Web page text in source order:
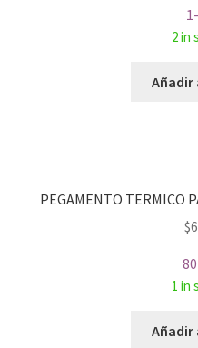
2 in
PEGAMENTO TERMICO
$
1 in